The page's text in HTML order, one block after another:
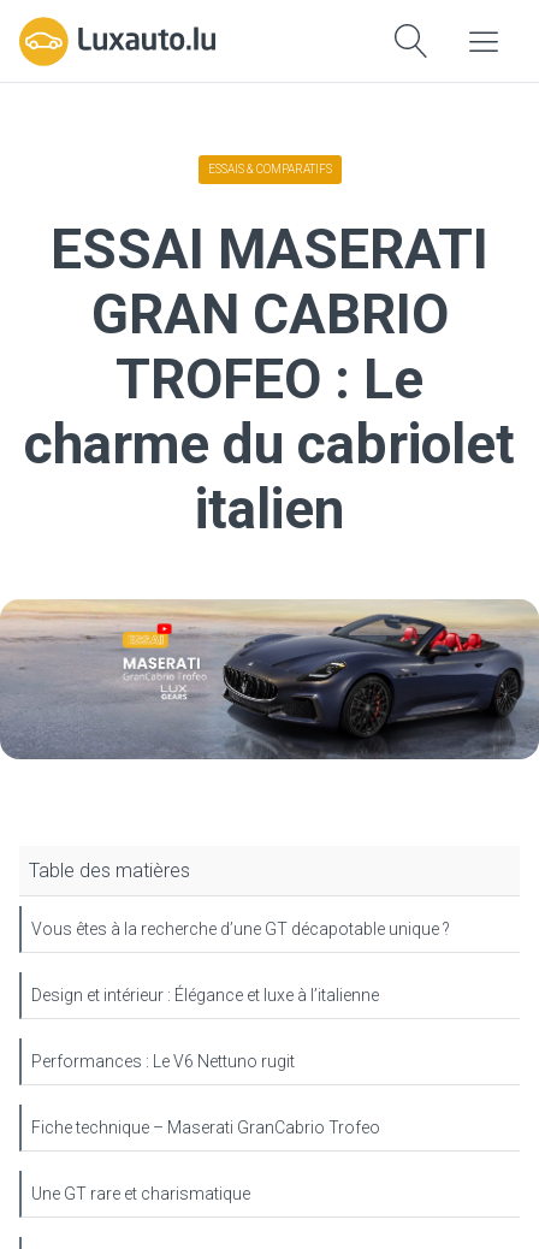
ESSAIS & COMPARATIFS
ESSAI MASERATI
GRAN CABRIO
TROFEO : Le
charme du cabriolet
italien
Table des matières
Vous êtes à la recherche d’une GT décapotable unique ?
Design et intérieur : Élégance et luxe à l’italienne
Performances : Le V6 Nettuno rugit
Fiche technique – Maserati GranCabrio Trofeo
Une GT rare et charismatique